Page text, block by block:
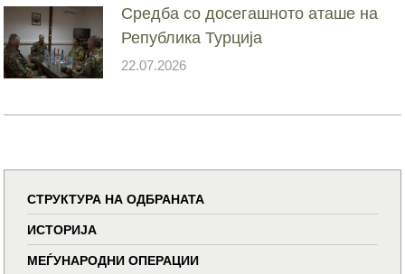
Средба со досегашното аташе на
Република Турција
22.07.2026
СТРУКТУРА НА ОДБРАНАТА
ИСТОРИЈА
МЕЃУНАРОДНИ ОПЕРАЦИИ